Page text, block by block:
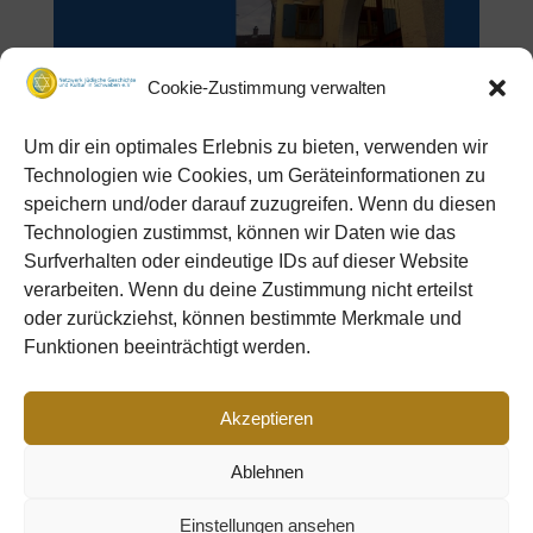
Cookie-Zustimmung verwalten
Um dir ein optimales Erlebnis zu bieten, verwenden wir
Technologien wie Cookies, um Geräteinformationen zu
speichern und/oder darauf zuzugreifen. Wenn du diesen
Technologien zustimmst, können wir Daten wie das
Surfverhalten oder eindeutige IDs auf dieser Website
verarbeiten. Wenn du deine Zustimmung nicht erteilst
oder zurückziehst, können bestimmte Merkmale und
Funktionen beeinträchtigt werden.
Akzeptieren
Ablehnen
Einstellungen ansehen
hö shenef
Datenschutz
Impressum